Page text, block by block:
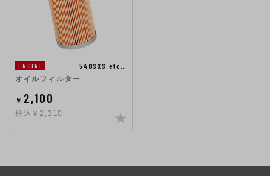
ENGINE
540SXS etc…
オイルフィルター
￥ 2,100
税込￥2,310